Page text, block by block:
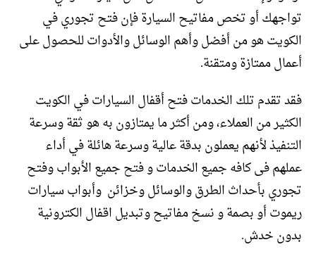
تواجهك أو تخص مفاتيح السيارة فإن فتح تجوري في
الكويت هو من أفضل وأهم الوسائل والأدوات للحصول على
أعمال ممتازة ومتقنة.
فقد تقدم تلك الخدمات فتح أقفال السيارات في الكويت
الكثير من العملاء، ومن أكثر ما يمتازون به هو ثقة وسرعة
التنفيذ لأنهم يعملون بدقة عالية وسرعة هائلة في أداء
عملهم فى كافه جميع الخدمات و فتح جميع الأبواب وفتح
تجوري بأحداث الطرق والوسائل وخزائن وأبواب سيارات
ريموت أو بصمة و نسخ مفاتيح وتبديل اقفال الكترونية
بدون خدش.